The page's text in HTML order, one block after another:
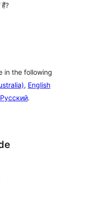
हैं?
in the following
, English
Русский.